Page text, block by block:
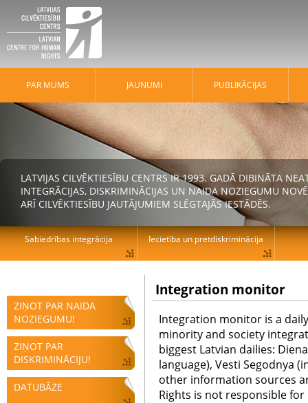
ZIŅOT PAR NAIDA
NOZIEGUMU!
ZIŅOT PAR
DISKRIMINĀCIJU!
DATUBĀZE
Integration monitor
Integration monitor is a
minority and society
biggest Latvian dailies:
language), Vesti Segodnya
other information sources
Rights is not responsible
PAR MUMS JAUNUMI PUBLIKĀCIJAS
LATVIJAS CILVĒKTIESĪBU CENTRS IR 1993. GADĀ DIBINĀTA
INTEGRĀCIJAS, DISKRIMINĀCIJAS UN NAIDA NOZIEGUMU
ARĪ CILVĒKTIESĪBU JAUTĀJUMIEM SLĒGTAJĀS IESTĀDĒS.
Sabiedrības integrācija Iecietība un pretdiskriminācija